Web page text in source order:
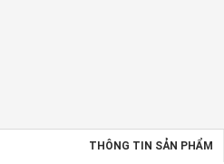
THÔNG TIN SẢN PHẨM